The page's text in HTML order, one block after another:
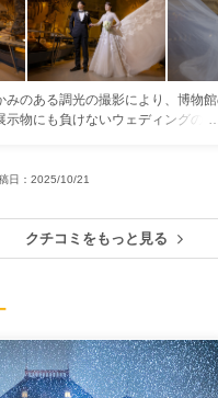
みのある調光の撮影により、博物
示物にも負けないウェディングの
日：2025/10/21
クチコミをもっと見る